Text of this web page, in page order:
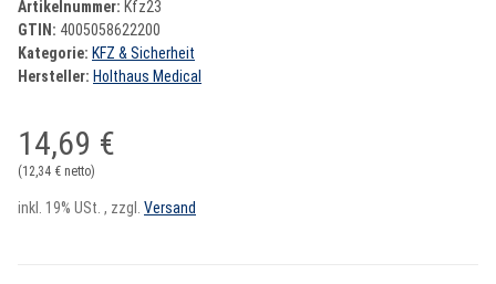
Artikelnummer: Kfz23
GTIN: 4005058622200
Kategorie: KFZ & Sicherheit
Hersteller: Holthaus Medical
14,69 €
(12,34 € netto)
inkl. 19% USt. , zzgl. Versand